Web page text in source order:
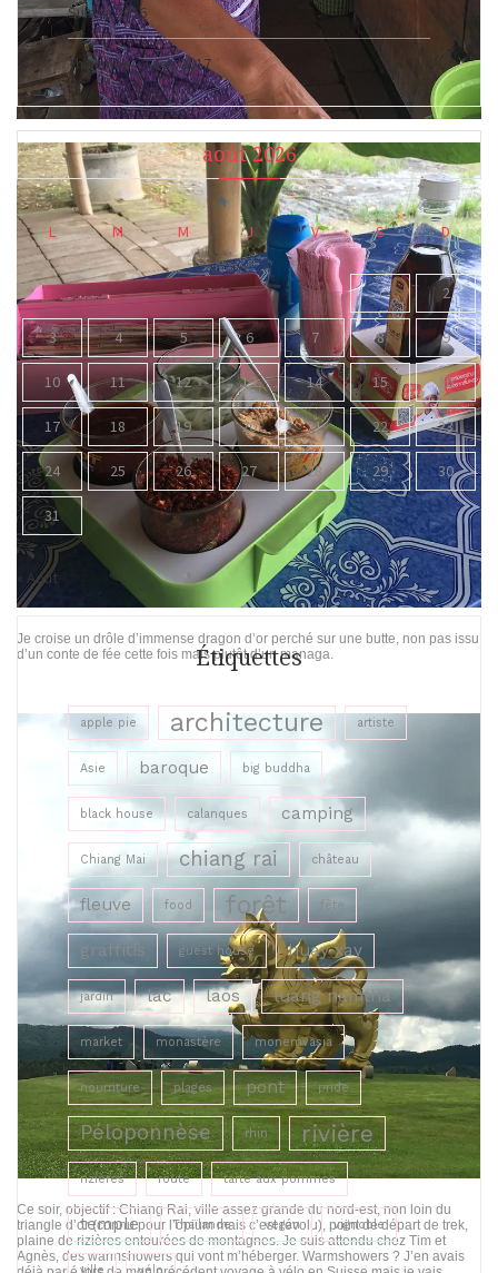
Je croise un drôle d’immense dragon d’or perché sur une butte, non pas issu
d’un conte de fée cette fois mais plutôt d’un managa.
Ce soir, objectif : Chiang Rai, ville assez grande du nord-est, non loin du
triangle d’or (connu pour l’opium mais c’est révolu), point de départ de trek,
plaine de rizières entourées de montagnes. Je suis attendu chez Tim et
Agnès, des warmshowers qui vont m’héberger. Warmshowers ? J’en avais
Suisse 2016
Thaïlande – Laos 2017
août 2026
L M M J V S D
1 2
3 4 5 6 7 8 9
10 11 12 13 14 15 16
17 18 19 20 21 22 23
24 25 26 27 28 29 30
31
« Août
Étiquettes
apple pie architecture artiste
Asie baroque big buddha
black house calanques camping
Chiang Mai chiang rai château
fleuve food forêt fête
graffitis guest house huay xay
jardin lac laos luang namtha
market monastère monemvasia
nourriture plages pont pride
Péloponnèse rhin rivière
rizières route tarte aux pommes
temple Thaïlande vegan vignoble
ville vélo